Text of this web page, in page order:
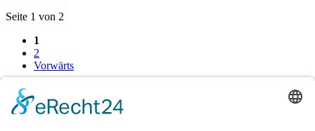
Seite 1 von 2
1
2
Vorwärts
Zurück zur Übersicht